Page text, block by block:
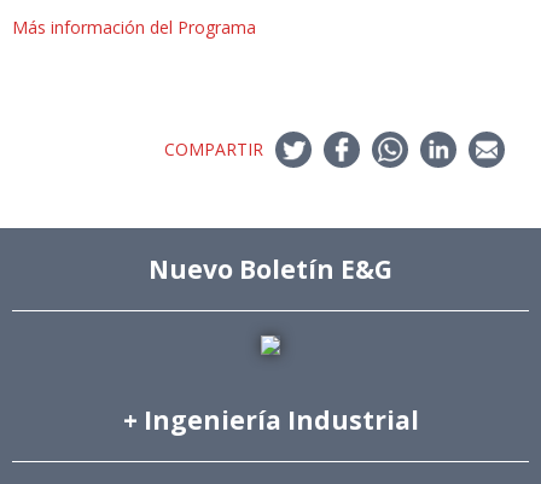
Más información del Programa
COMPARTIR
Nuevo Boletín E&G
+ Ingeniería Industrial